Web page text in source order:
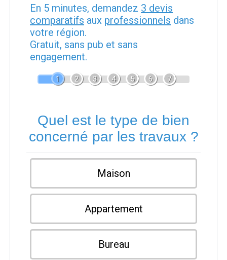
En 5 minutes, demandez 3 devis
comparatifs aux professionnels dans
votre région.
Gratuit, sans pub et sans
engagement.
1 2 3 4 5 6 7
Quel est le type de bien
concerné par les travaux ?
Maison
Appartement
Bureau